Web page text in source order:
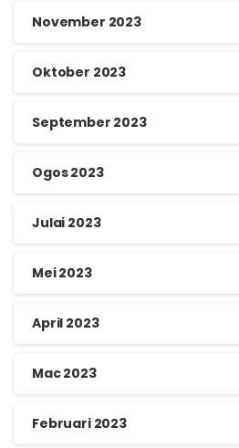
November 2023
Oktober 2023
September 2023
Ogos 2023
Julai 2023
Mei 2023
April 2023
Mac 2023
Februari 2023